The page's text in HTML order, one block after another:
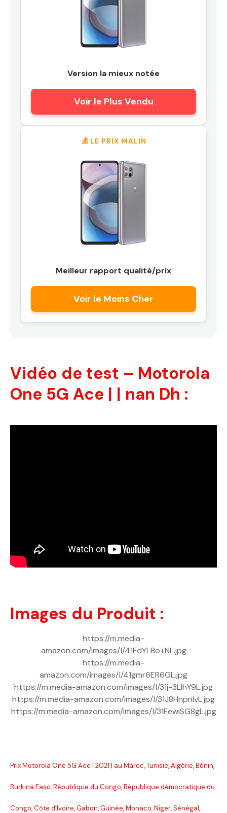
Version la mieux notée
Voir le Plus Vendu
💰 LE PRIX MALIN
Meilleur rapport qualité/prix
Voir le Moins Cher
Vidéo de test – Motorola
One 5G Ace | | nan Dh :
Images du Produit :
https://m.media-
amazon.com/images/I/41FdYLBo+NL.jpg
https://m.media-
amazon.com/images/I/41gmr6ER6GL.jpg
https://m.media-amazon.com/images/I/31j-3LlhY9L.jpg
https://m.media-amazon.com/images/I/31J8HnpnIvL.jpg
https://m.media-amazon.com/images/I/31FewiSG8gL.jpg
Prix Motorola One 5G Ace | 2021 | au Maroc, Tunisie, Algérie, Bénin,
Burkina Faso, République du Congo, République démocratique du
Congo, Côte d’Ivoire, Gabon, Guinée, Monaco, Niger, Sénégal,